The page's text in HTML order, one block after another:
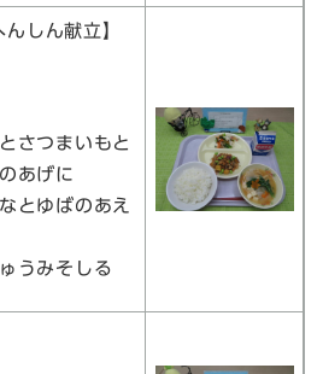
んしん献立】
さつまいもと
あげに
とゆばのあえ
うみそしる